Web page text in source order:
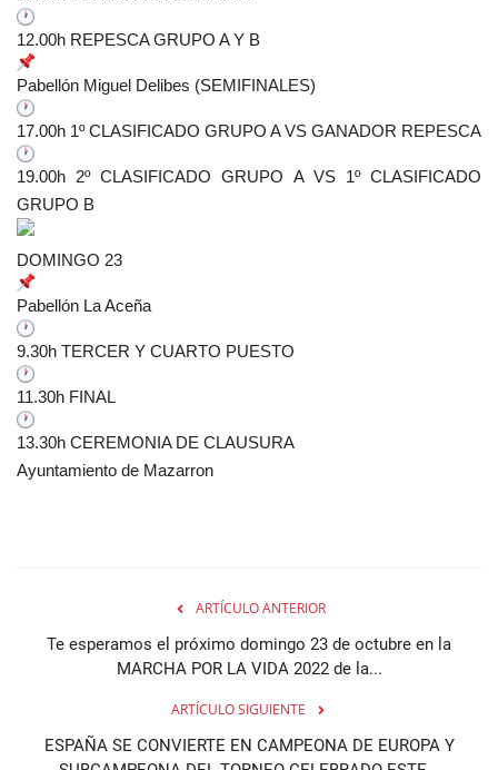
12.00h REPESCA GRUPO A Y B
Pabellón Miguel Delibes (SEMIFINALES)
17.00h 1º CLASIFICADO GRUPO A VS GANADOR REPESCA
19.00h 2º CLASIFICADO GRUPO A VS 1º CLASIFICADO
GRUPO B
DOMINGO 23
Pabellón La Aceña
9.30h TERCER Y CUARTO PUESTO
11.30h FINAL
13.30h CEREMONIA DE CLAUSURA
Ayuntamiento de Mazarron
ARTÍCULO ANTERIOR
Te esperamos el próximo domingo 23 de octubre en la
MARCHA POR LA VIDA 2022 de la...
ARTÍCULO SIGUIENTE
ESPAÑA SE CONVIERTE EN CAMPEONA DE EUROPA Y